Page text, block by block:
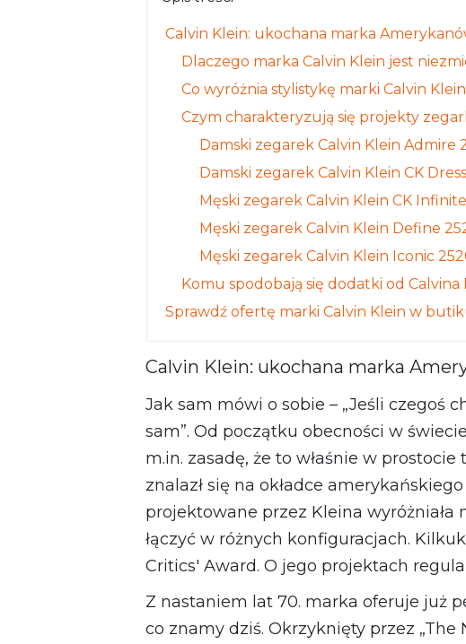
Calvin Klein: ukochana marka
Dlaczego marka Calvin Klein jest
Co wyróżnia stylistykę marki Calvin
Czym charakteryzują się projekty
Damski zegarek Calvin Klein Admire
Damski zegarek Calvin Klein CK
Męski zegarek Calvin Klein CK
Męski zegarek Calvin Klein Define
Męski zegarek Calvin Klein Iconic
Komu spodobają się dodatki od Calvina
Sprawdź ofertę marki Calvin Klein w
Calvin Klein: ukochana marka
Jak sam mówi o sobie – „Jeśli czegoś
sam”. Od początku obecności w
m.in. zasadę, że to właśnie w
znalazł się na okładce
projektowane przez Kleina wyróżniała
łączyć w różnych konfiguracjach.
Critics' Award. O jego projektach
Z nastaniem lat 70. marka oferuje już
co znamy dziś. Okrzyknięty przez